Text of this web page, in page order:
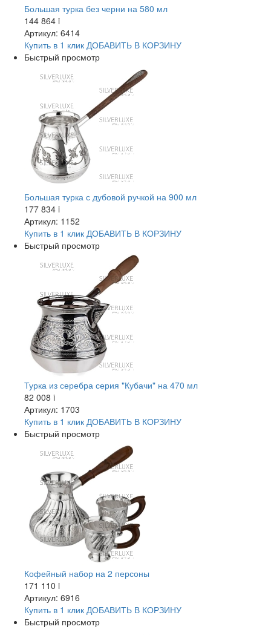
Большая турка без черни на 580 мл
144 864 i
Артикул: 6414
Купить в 1 клик ДОБАВИТЬ В КОРЗИНУ
Быстрый просмотр
Большая турка с дубовой ручкой на 900 мл
177 834 i
Артикул: 1152
Купить в 1 клик ДОБАВИТЬ В КОРЗИНУ
Быстрый просмотр
Турка из серебра серия "Кубачи" на 470 мл
82 008 i
Артикул: 1703
Купить в 1 клик ДОБАВИТЬ В КОРЗИНУ
Быстрый просмотр
Кофейный набор на 2 персоны
171 110 i
Артикул: 6916
Купить в 1 клик ДОБАВИТЬ В КОРЗИНУ
Быстрый просмотр